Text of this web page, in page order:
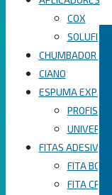
COX
SOLUFIX
CHUMBADOR
CIANO
ESPUMA
UNIVERSAL
FITAS ADESIVAS
FITA
FITA